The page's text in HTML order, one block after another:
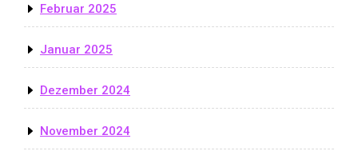
Februar 2025
Januar 2025
Dezember 2024
November 2024